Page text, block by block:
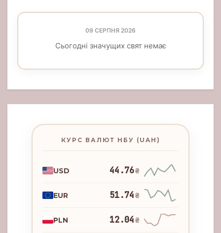
09 СЕРПНЯ 2026
Сьогодні значущих свят немає
КУРС ВАЛЮТ НБУ (UAH)
USD 44.76₴
EUR 51.74₴
PLN 12.04₴